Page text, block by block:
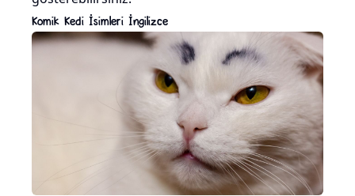
Komik Kedi İsimleri İngilizce